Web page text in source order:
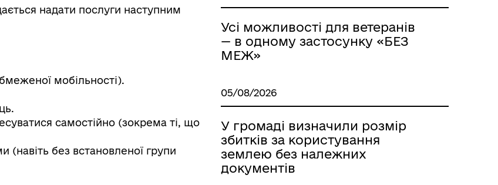
надати послуги наступним
мобільності).
самостійно (зокрема ті, що
без встановленої групи
Усі можливості для ветеранів
— в одному застосунку «БЕЗ
МЕЖ»
05/08/2026
У громаді визначили розмір
збитків за користування
землею без належних
документів